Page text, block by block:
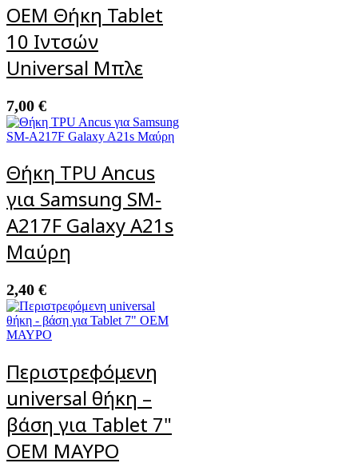
OEM Θήκη Tablet
10 Ιντσών
Universal Μπλε
7,00 €
Θήκη TPU Ancus
για Samsung SM-
A217F Galaxy A21s
Μαύρη
2,40 €
Περιστρεφόμενη
universal θήκη –
βάση για Tablet 7"
OEM ΜΑΥΡΟ